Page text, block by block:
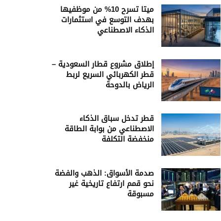
ميتا تسرح 10% من موظفيها
بهدف التوسع في استثمارات
الذكاء الاصطناعي
إطلاق مشروع قطار السعودية –
قطر الكهربائي السريع لربط
الرياض بالدوحة
قطر تدخل سباق الذكاء
الاصطناعي من بوابة الطاقة
منخفضة التكلفة
صدمة الأسواق: الذهب والفضة
نحو قمم ارتفاع تاريخية غير
مسبوقة